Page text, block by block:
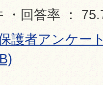
・回答率 ：
護者アンケー